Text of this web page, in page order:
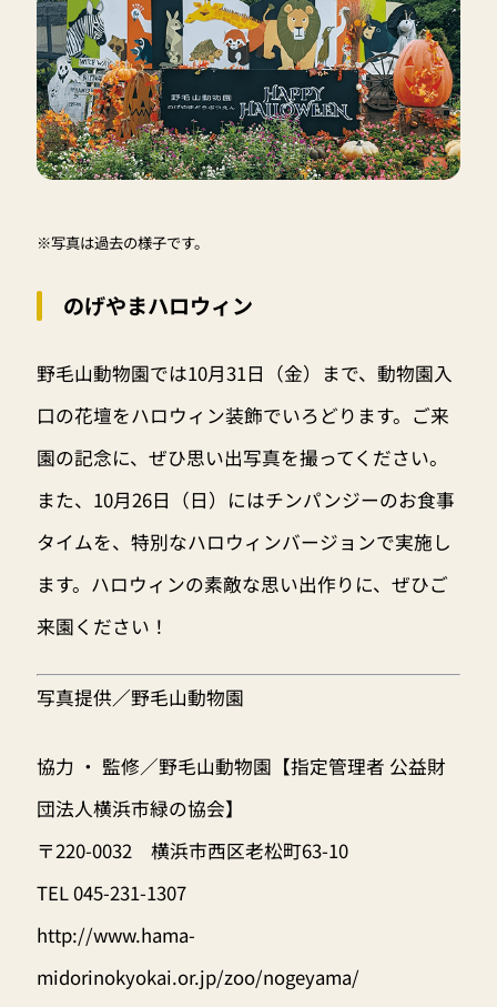
※写真は過去の様子です。
のげやまハロウィン
野毛山動物園では10月31日（金）まで、動物園入
口の花壇をハロウィン装飾でいろどります。ご来
園の記念に、ぜひ思い出写真を撮ってください。
また、10月26日（日）にはチンパンジーのお食事
タイムを、特別なハロウィンバージョンで実施し
ます。ハロウィンの素敵な思い出作りに、ぜひご
来園ください！
写真提供／野毛山動物園
協力 ・ 監修／野毛山動物園【指定管理者 公益財
団法人横浜市緑の協会】
〒220-0032 横浜市西区老松町63-10
TEL 045-231-1307
http://www.hama-
midorinokyokai.or.jp/zoo/nogeyama/